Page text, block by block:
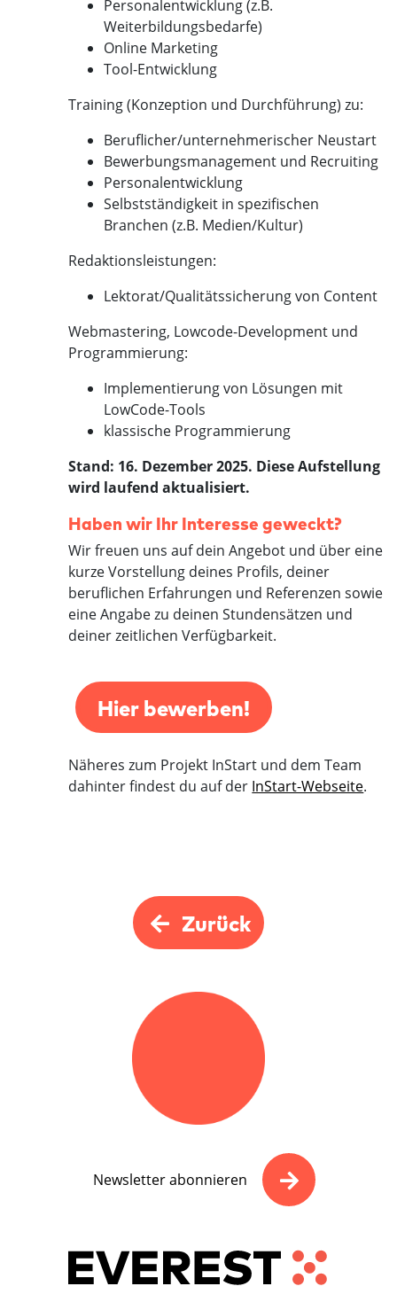
Personalentwicklung (z.B.
Weiterbildungsbedarfe)
Online Marketing
Tool-Entwicklung
Training (Konzeption und Durchführung) zu:
Beruflicher/unternehmerischer Neustart
Bewerbungsmanagement und Recruiting
Personalentwicklung
Selbstständigkeit in spezifischen
Branchen (z.B. Medien/Kultur)
Redaktionsleistungen:
Lektorat/Qualitätssicherung von Content
Webmastering, Lowcode-Development und
Programmierung:
Implementierung von Lösungen mit
LowCode-Tools
klassische Programmierung
Stand: 16. Dezember 2025. Diese Aufstellung
wird laufend aktualisiert.
Haben wir Ihr Interesse geweckt?
Wir freuen uns auf dein Angebot und über eine
kurze Vorstellung deines Profils, deiner
beruflichen Erfahrungen und Referenzen sowie
eine Angabe zu deinen Stundensätzen und
deiner zeitlichen Verfügbarkeit.
Hier bewerben!
Näheres zum Projekt InStart und dem Team
dahinter findest du auf der InStart-Webseite.
Zurück
Newsletter abonnieren